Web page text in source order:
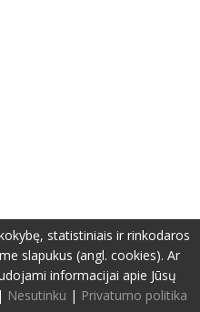
statistiniais ir rinkodaros
slapukus (angl. cookies). Ar
informacijai apie Jūsų
| Nesutinku | Privatumo politika